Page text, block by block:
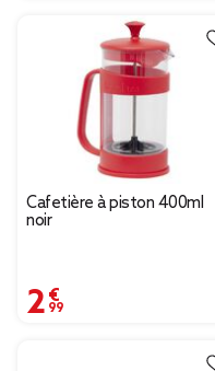
Cafetière à piston 400ml
noir
2,99 €